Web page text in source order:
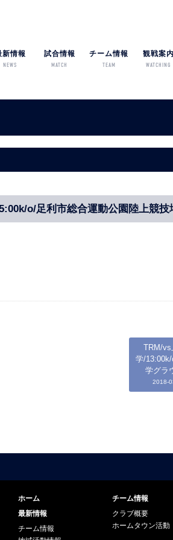
新情報
NEWS
試合情報
MATCH
チーム情報
TEAM
観戦案内
WATCHING
o/足利市総合運動公園陸上競技
TRM/vs
学/
学グラ
2018-
ホーム
最新情報
チーム情報
チーム情報
クラブ概要
ホームタウン活動